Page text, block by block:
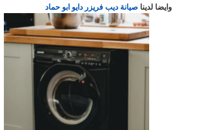
وايضا لدينا صيانة ديب فريزر دايو ابو حماد